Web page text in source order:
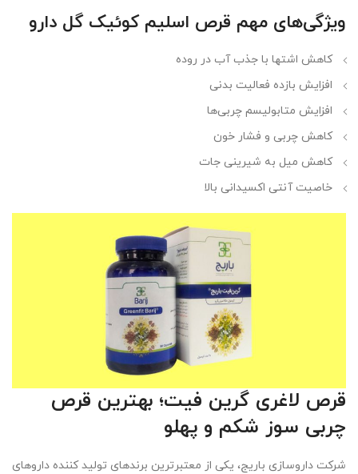
ویژگی‌های مهم قرص اسلیم کوئیک گل دارو
کاهش اشتها با جذب آب در روده
افزایش بازده فعالیت بدنی
افزایش متابولیسم چربی‌ها
کاهش چربی و فشار خون
کاهش میل به شیرینی جات
خاصیت آنتی اکسیدانی بالا
قرص لاغری گرین فیت؛ بهترین قرص
چربی سوز شکم و پهلو
شرکت داروسازی باریج، یکی از معتبرترین برندهای تولید کننده داروهای